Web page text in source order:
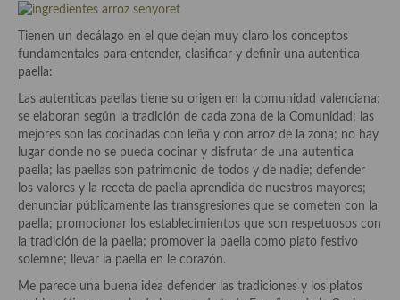
Aceites
Mojos y pastas
Salsas y mojos
Adobos
Aperitivos
Bebidas
Bocadillos, hamburguesas, sándwich, emparedados, tostas y
demás
Tienen un decálago en el que dejan muy claro los conceptos
fundamentales para entender, clasificar y definir una autentica
paella:
Las autenticas paellas tiene su origen en la comunidad valenciana;
se elaboran según la tradición de cada zona de la Comunidad; las
mejores son las cocinadas con leña y con arroz de la zona; no hay
lugar donde no se pueda cocinar y disfrutar de una autentica
paella; las paellas son patrimonio de todos y de nadie; defender
los valores y la receta de paella aprendida de nuestros mayores;
denunciar públicamente las transgresiones que se cometen con la
paella; promocionar los establecimientos que son respetuosos con
la tradición de la paella; promover la paella como plato festivo
solemne; llevar la paella en le corazón.
Me parece una buena idea defender las tradiciones y los platos